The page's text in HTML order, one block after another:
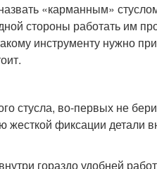
«карманным»
стороны работать им
инструменту нужно
стусла, во-первых не
жесткой фиксации детали
гораздо удобней